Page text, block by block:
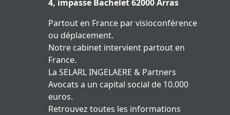
4, impasse Bachelet 62000 Arras
Partout en France par visioconférence
ou déplacement.
Notre cabinet intervient partout en
France.
La SELARL INGELAERE & Partners
Avocats a un capital social de 10.000
euros.
Retrouvez toutes les informations